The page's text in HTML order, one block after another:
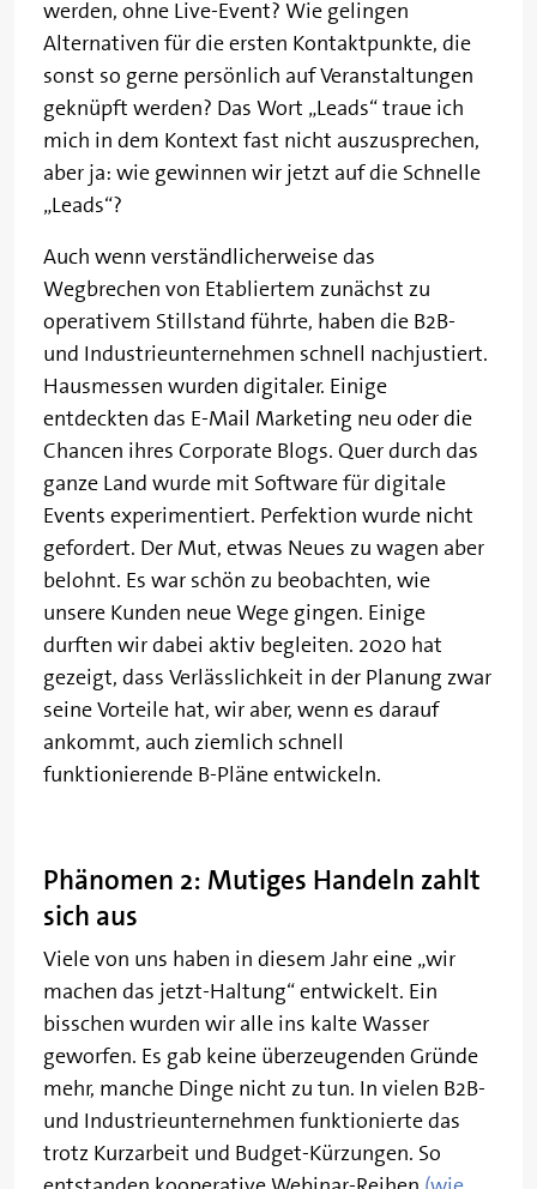
werden, ohne Live-Event? Wie gelingen
Alternativen für die ersten Kontaktpunkte, die
sonst so gerne persönlich auf Veranstaltungen
geknüpft werden? Das Wort „Leads“ traue ich
mich in dem Kontext fast nicht auszusprechen,
aber ja: wie gewinnen wir jetzt auf die Schnelle
„Leads“?
Auch wenn verständlicherweise das
Wegbrechen von Etabliertem zunächst zu
operativem Stillstand führte, haben die B2B-
und Industrieunternehmen schnell nachjustiert.
Hausmessen wurden digitaler. Einige
entdeckten das E-Mail Marketing neu oder die
Chancen ihres Corporate Blogs. Quer durch das
ganze Land wurde mit Software für digitale
Events experimentiert. Perfektion wurde nicht
gefordert. Der Mut, etwas Neues zu wagen aber
belohnt. Es war schön zu beobachten, wie
unsere Kunden neue Wege gingen. Einige
durften wir dabei aktiv begleiten. 2020 hat
gezeigt, dass Verlässlichkeit in der Planung zwar
seine Vorteile hat, wir aber, wenn es darauf
ankommt, auch ziemlich schnell
funktionierende B-Pläne entwickeln.
Phänomen 2: Mutiges Handeln zahlt
sich aus
Viele von uns haben in diesem Jahr eine „wir
machen das jetzt-Haltung“ entwickelt. Ein
bisschen wurden wir alle ins kalte Wasser
geworfen. Es gab keine überzeugenden Gründe
mehr, manche Dinge nicht zu tun. In vielen B2B-
und Industrieunternehmen funktionierte das
trotz Kurzarbeit und Budget-Kürzungen. So